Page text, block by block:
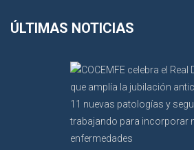
ÚLTIMAS NOTICIAS